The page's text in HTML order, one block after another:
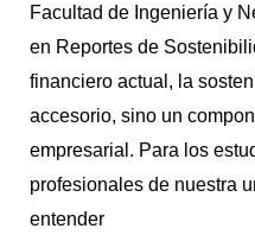
Facultad de Ingeniería y
en Reportes de
financiero actual, la
accesorio, sino un
empresarial. Para los
profesionales de nuestra
entender